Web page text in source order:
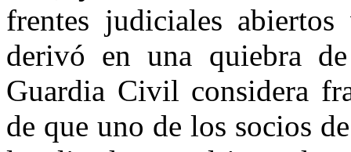
frentes judiciales
derivó en una quiebra
Guardia Civil considera
de que uno de los socios